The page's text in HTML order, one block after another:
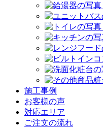
施工事例
お客様の声
対応エリア
ご注文の流れ